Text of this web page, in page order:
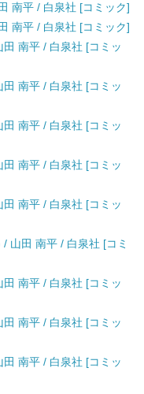
南平 / 白泉社 [コミック]
南平 / 白泉社 [コミック]
南平 / 白泉社 [コミッ
南平 / 白泉社 [コミッ
南平 / 白泉社 [コミッ
南平 / 白泉社 [コミッ
南平 / 白泉社 [コミッ
山田 南平 / 白泉社 [コミ
南平 / 白泉社 [コミッ
南平 / 白泉社 [コミッ
南平 / 白泉社 [コミッ